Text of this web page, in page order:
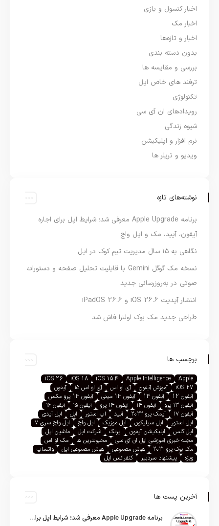
اخبار کنسول و بازی
اخبار مک
اخبار و تازه‌ها
بدون دسته بندی
بررسی و مقایسه ها
ترفند های خاص اپل
تکنولوژی
رویدادهای ان آی سی
شیوه زندگی
نرم افزار و اپلیکیشن
ویدیو و تریلر ها
نوشته‌های تازه
برنامه Apple Upgrade معرفی شد؛ شرایط اپل برای اجاره
آیفون، آیپد، مک و اپل واچ
نگاهی به ۱۵ سال مدیریت تیم کوک در اپل
نسخه مک گوگل Gemini با قابلیت تحلیل صفحه و دستورات
صوتی در به‌روزرسانی جدید
انتشار آپدیت iOS 26.6 و iPadOS 26.6
طراحی جدید مک بوک اولترا فاش شد
برچسب ها
Apple
Apple Intelligence
iOS 15.4
iOS 18
iOS 26
iOS 27
آموزش آیفون آی او اس آی او اس ۱۵
آیفون
آیفون 12
آیفون 13 آیفون 13 مینی
آیفون 13 پرو مکس
آیفون ۱۳ پرو
آیفون ۱۴ آیفون ۱۴ پرو آیفون ۱۵
آیفون ۱۶
آیفون ۱۷
آیمک پرو ۲۰۲۲ آیپد اپ استور اپل
اپل آیدی
اپل استور
اپل سیلیکون اپل موزیک اپل واچ
اپل واچ سری ۷
اپل گلس
اپلیکیشن آیفون ایرتگ شرکت اپل
ماشین اپل
مجله خبری آموزشی اپل ان آی سی
محبوبترین ها
مک او اس
مک بوک پرو ۲۰۲۱
هوش مصنوعی هوش مصنوعی اپل
واتساپ
ویژه
پیشنهاد سردبیر کنفرانس اپل
آخرین پست ها
برنامه Apple Upgrade معرفی شد؛ شرایط اپل برای اجاره آیفون، آیپد، مک و اپل واچ